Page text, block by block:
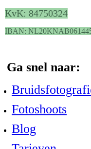
KvK: 84750324
IBAN:
Ga snel naar:
Fotoshoots
Blog